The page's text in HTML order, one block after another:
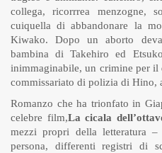
collega, ricorrrea menzogne,
cuiquella di abbandonare la
Kiwako. Dopo un aborto
bambina di Takehiro ed
inimmaginabile, un crimine per il
commissariato di polizia di Hino,
Romanzo che ha trionfato in
celebre film,La cicala
mezzi propri della letteratura
persona, differenti registri di